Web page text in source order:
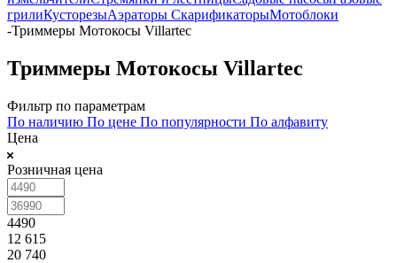
грилиКусторезыАэраторы СкарификаторыМотоблоки
-Триммеры Мотокосы Villartec
Триммеры Мотокосы Villartec
Фильтр по параметрам
По наличию По цене По популярности По алфавиту
Цена
Розничная цена
4490
12 615
20 740